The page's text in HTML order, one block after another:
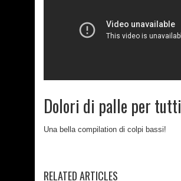
Dolori di palle per tutti
Una bella compilation di colpi bassi!
RELATED ARTICLES